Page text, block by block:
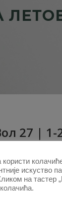
27 | 1-
искуство
на тастер